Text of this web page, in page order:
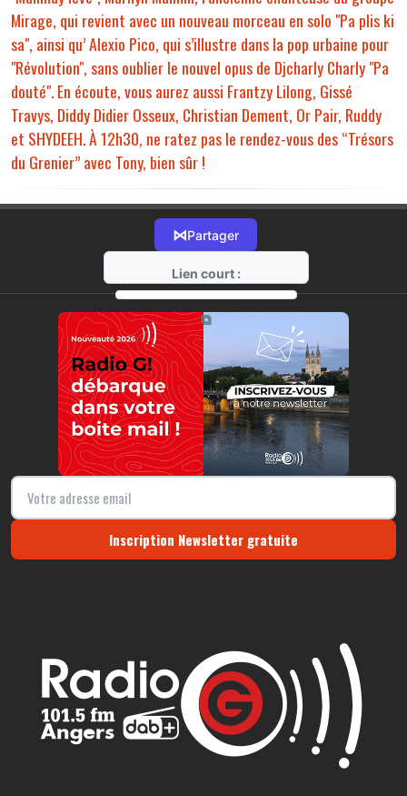
Mirage, qui revient avec un nouveau morceau en solo "Pa plis ki
sa", ainsi qu’ Alexio Pico, qui s’illustre dans la pop urbaine pour
"Révolution", sans oublier le nouvel opus de Djcharly Charly "Pa
douté". En écoute, vous aurez aussi Frantzy Lilong, Gissé
Travys, Diddy Didier Osseux, Christian Dement, Or Pair, Ruddy
et SHYDEEH. À 12h30, ne ratez pas le rendez-vous des “Trésors
du Grenier” avec Tony, bien sûr !
⋈Partager
Lien court :
https://radio-g.fr?18914
⧉
Inscription Newsletter gratuite